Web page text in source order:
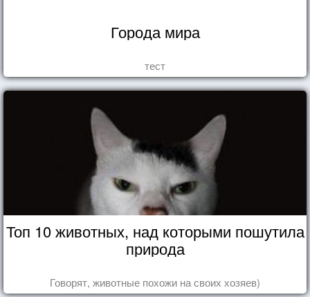
Города мира
тест
Топ 10 животных, над которыми пошутила
природа
Говорят, животные похожи на своих хозяев)